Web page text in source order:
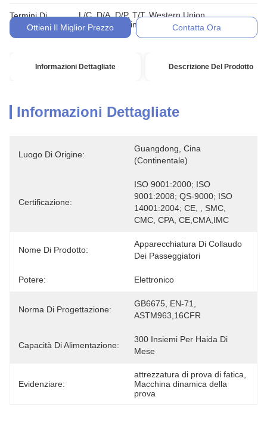
Termini Di
Pagamento:
L/C, D/A, D/P, T/T, Western Union,
MoneyGram, in denaro, impegno
Ottieni Il Miglior Prezzo Contatta Ora
Informazioni Dettagliate Descrizione Del Prodotto
Informazioni Dettagliate
Luogo Di Origine:
Guangdong, Cina
(continentale)
Certificazione:
ISO 9001:2000; ISO
9001:2008; QS-9000; ISO
14001:2004; CE, , SMC,
CMC, CPA, CE,CMA,IMC
Nome Di Prodotto:
Apparecchiatura Di Collaudo
Dei Passeggiatori
Potere: Elettronico
Norma Di Progettazione:
GB6675, EN-71,
ASTM963,16CFR
Capacità Di Alimentazione:
300 Insiemi Per Haida Di
Mese
Evidenziare:
attrezzatura di prova di fatica
Macchina dinamica della
prova